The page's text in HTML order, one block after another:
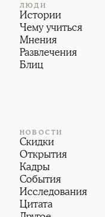
ЛЮДИ
Истории
Чему учиться
Мнения
Развлечения
Блиц
НОВОСТИ
Скидки
Открытия
Кадры
События
Исследования
Цитата